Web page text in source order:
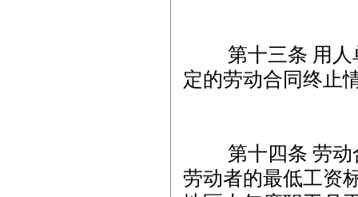
第十三条 用人单
定的劳动合同终止
第十四条 劳动合
劳动者的最低工资